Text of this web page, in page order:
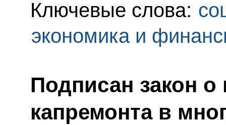
Ключевые слова:
экономика и
Подписан закон о
капремонта в